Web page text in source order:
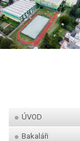
ÚVOD
Bakaláři